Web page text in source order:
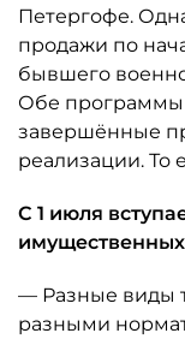
Петергофе.
продажи по
бывшего
Обе программы
завершённые
реализации. То
С 1 июля
имущественных
— Разные виды
разными